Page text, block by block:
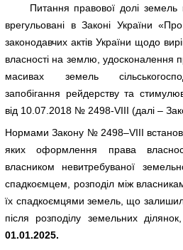
Питання правової долі земель
врегульовані в Законі України
законодавчих актів України щодо
власності на землю, удосконалення
масивах земель
запобігання рейдерству та
від 10.07.2018 № 2498-VІІІ (далі –
Нормами Закону № 2498–VІІІ
яких оформлення права
власником невитребуваної
спадкоємцем, розподіл між
їх спадкоємцями земель, що
після розподілу земельних
01.01.2025.